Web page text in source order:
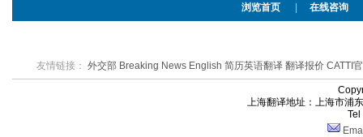
浏览首页 在线咨询
友情链接： 外交部 Breaking News English 简历英语翻译 翻译报价 CATTI
上海翻译地址：上海市浦